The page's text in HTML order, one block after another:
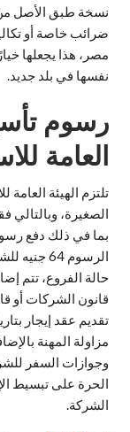
نسخة طبق الأصل من
ضرائب خاصة أو
مصر، هذا يجعلها
نفسها في بلد جديد.
رسوم
العامة
تلتزم الهيئة
الصغيرة،
بما في ذلك دفع
قانون الشركات أو
تقديم عقد إيجار
مزاولة المهنة
وجوازات السفر
الحرة على تبسيط
الشركة.